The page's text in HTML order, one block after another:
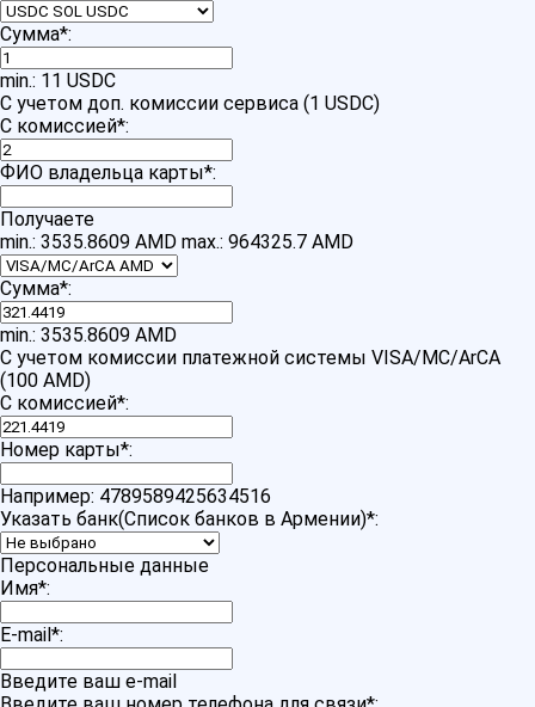
Сумма*:
min.: 11 USDC
С учетом доп. комиссии сервиса (1 USDC)
С комиссией*:
ФИО владельца карты*:
Получаете
min.: 3535.8609 AMD max.: 964325.7 AMD
Сумма*:
min.: 3535.8609 AMD
С учетом комиссии платежной системы VISA/MC/ArCA
(100 AMD)
С комиссией*:
Номер карты*:
Например: 4789589425634516
Указать банк(Список банков в Армении)*:
Персональные данные
Имя*:
E-mail*:
Введите ваш e-mail